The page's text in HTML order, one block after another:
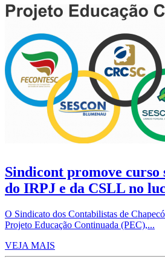
Sindicont promove
do IRPJ e da CSLL no
O Sindicato dos Contabilistas de
Projeto Educação Continuada (PEC),...
VEJA MAIS